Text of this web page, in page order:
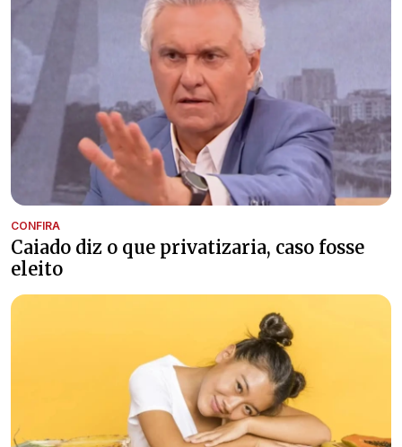
CONFIRA
Caiado diz o que privatizaria, caso fosse
eleito